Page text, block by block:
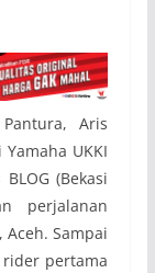
Aris
UKKI
(Bekasi
perjalanan
Sampai
pertama